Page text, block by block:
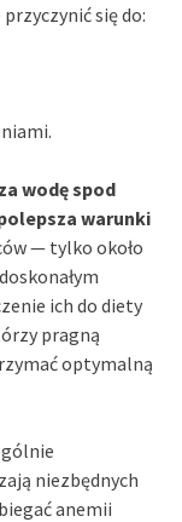
się do:
wodę spod
warunki
— tylko około
ich do diety
pragną
optymalną
niezbędnych
anemii